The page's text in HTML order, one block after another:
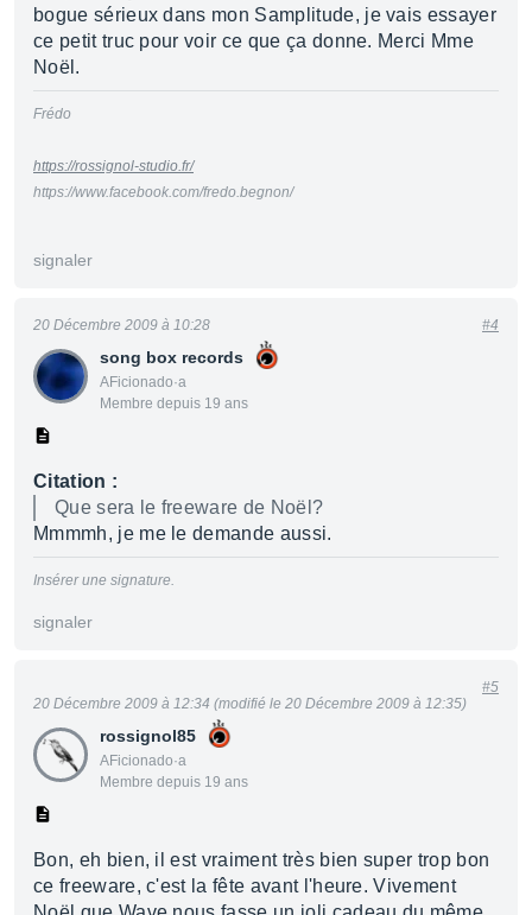
bogue sérieux dans mon Samplitude, je vais essayer
ce petit truc pour voir ce que ça donne. Merci Mme
Noël.
Frédo
https://rossignol-studio.fr/
https://www.facebook.com/fredo.begnon/
signaler
song box records
AFicionado·a
Membre depuis 19 ans
20 Décembre 2009 à 10:28 #4
Citation :
Que sera le freeware de Noël?
Mmmmh, je me le demande aussi.
Insérer une signature.
signaler
rossignol85
AFicionado·a
Membre depuis 19 ans
20 Décembre 2009 à 12:34 (modifié le 20 Décembre 2009 à 12:35)
#5
Bon, eh bien, il est vraiment très bien super trop bon
ce freeware, c'est la fête avant l'heure. Vivement